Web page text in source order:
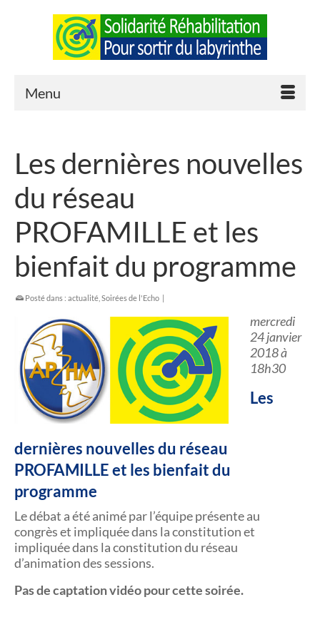
Menu
Les dernières nouvelles
du réseau
PROFAMILLE et les
bienfait du programme
Posté dans : actualité Soirées de l'Echo |
mercredi
24 janvier
2018 à
18h30
Les
dernières nouvelles du réseau
PROFAMILLE et les bienfait du
programme
Le débat a été animé par l’équipe présente au
congrès et impliquée dans la constitution et
impliquée dans la constitution du réseau
d’animation des sessions.
Pas de captation vidéo pour cette soirée.